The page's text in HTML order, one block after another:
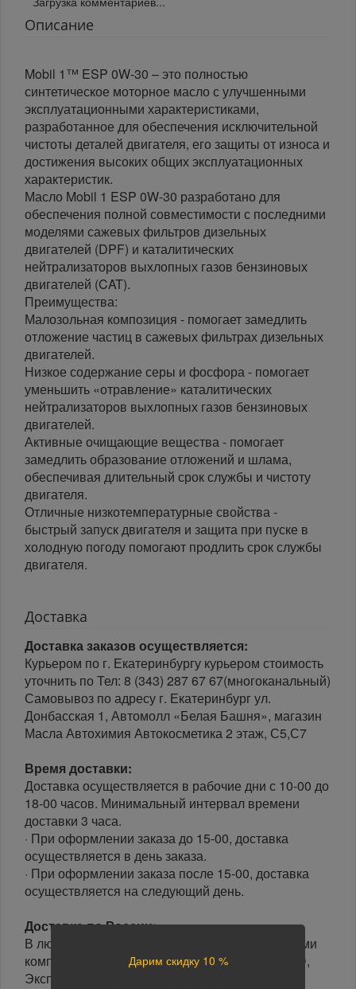
Описание
Mobil 1™ ESP 0W-30 – это полностью
синтетическое моторное масло с улучшенными
эксплуатационными характеристиками,
разработанное для обеспечения исключительной
чистоты деталей двигателя, его защиты от износа и
достижения высоких общих эксплуатационных
характеристик.
Масло Mobil 1 ESP 0W-30 разработано для
обеспечения полной совместимости с последними
моделями сажевых фильтров дизельных
двигателей (DPF) и каталитических
нейтрализаторов выхлопных газов бензиновых
двигателей (CAT).
Преимущества:
Малозольная композиция - помогает замедлить
отложение частиц в сажевых фильтрах дизельных
двигателей.
Низкое содержание серы и фосфора - помогает
уменьшить «отравление» каталитических
нейтрализаторов выхлопных газов бензиновых
двигателей.
Активные очищающие вещества - помогает
замедлить образование отложений и шлама,
обеспечивая длительный срок службы и чистоту
двигателя.
Отличные низкотемпературные свойства -
быстрый запуск двигателя и защита при пуске в
холодную погоду помогают продлить срок службы
двигателя.
Доставка
Доставка заказов осуществляется:
Курьером по г. Екатеринбургу курьером стоимость
уточнить по Тел: 8 (343) 287 67 67(многоканальный)
Самовывоз по адресу г. Екатеринбург ул.
Донбасская 1, Автомолл «Белая Башня», магазин
Масла Автохимия Автокосметика 2 этаж, С5,С7
Время доставки:
Доставка осуществляется в рабочие дни с 10-00 до
18-00 часов. Минимальный интервал времени
доставки 3 часа.
· При оформлении заказа до 15-00, доставка
осуществляется в день заказа.
· При оформлении заказа после 15-00, доставка
осуществляется на следующий день.
Доставка по России:
В любой уголок России доставим транспортными
компаниями: Boxberry, Почта России, ПЭК, GTD,
Экспресс Авто, Луч, Яндекс.Доставка.
Дарим скидку 10 %